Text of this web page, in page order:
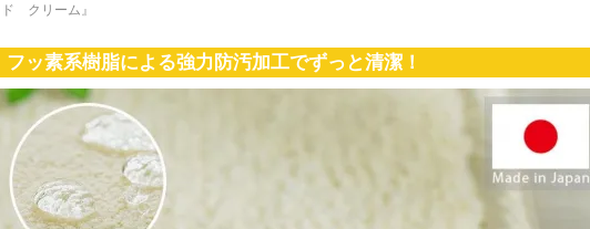
ド クリーム』
フッ素系樹脂による強力防汚加工でずっと清潔！